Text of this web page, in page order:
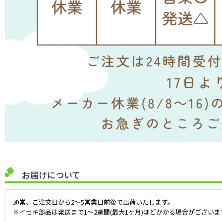
お届けについて
通常、ご注文日から2～5営業日前後で出荷いたします。
※イセキ部品は発送まで1～2週間(最大1ヶ月)ほどかかる場合がございま